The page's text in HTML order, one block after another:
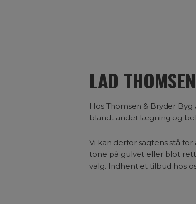
LAD
Hos Thomsen & Bryder Byg
blandt andet lægning og
Vi kan derfor sagtens stå
tone på gulvet eller blot
valg. Indhent et tilbud hos